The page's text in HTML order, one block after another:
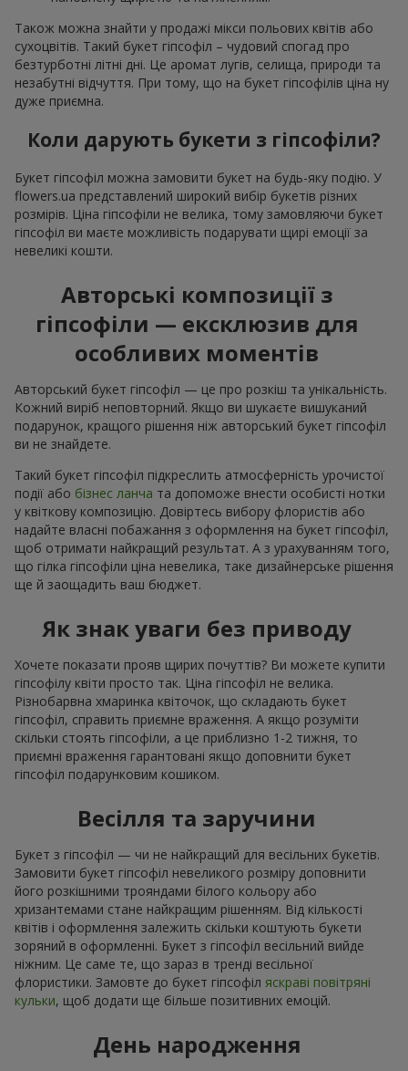
Також можна знайти у продажі мікси польових квітів або
сухоцвітів. Такий букет гіпсофіл – чудовий спогад про
безтурботні літні дні. Це аромат лугів, селища, природи та
незабутні відчуття. При тому, що на букет гіпсофілів ціна ну
дуже приємна.
Коли дарують букети з гіпсофіли?
Букет гіпсофіл можна замовити букет на будь-яку подію. У
flowers.ua представлений широкий вибір букетів різних
розмірів. Ціна гіпсофіли не велика, тому замовляючи букет
гіпсофіл ви маєте можливість подарувати щирі емоції за
невеликі кошти.
Авторські композиції з
гіпсофіли — ексклюзив для
особливих моментів
Авторський букет гіпсофіл — це про розкіш та унікальність.
Кожний виріб неповторний. Якщо ви шукаєте вишуканий
подарунок, кращого рішення ніж авторський букет гіпсофіл
ви не знайдете.
Такий букет гіпсофіл підкреслить атмосферність урочистої
події або бізнес ланча та допоможе внести особисті нотки
у квіткову композицію. Довіртесь вибору флористів або
надайте власні побажання з оформлення на букет гіпсофіл,
щоб отримати найкращий результат. А з урахуванням того,
що гілка гіпсофіли ціна невелика, таке дизайнерське рішення
ще й заощадить ваш бюджет.
Як знак уваги без приводу
Хочете показати прояв щирих почуттів? Ви можете купити
гіпсофілу квіти просто так. Ціна гіпсофіл не велика.
Різнобарвна хмаринка квіточок, що складають букет
гіпсофіл, справить приємне враження. А якщо розуміти
скільки стоять гіпсофіли, а це приблизно 1-2 тижня, то
приємні враження гарантовані якщо доповнити букет
гіпсофіл подарунковим кошиком.
Весілля та заручини
Букет з гіпсофіл — чи не найкращий для весільних букетів.
Замовити букет гіпсофіл невеликого розміру доповнити
його розкішними трояндами білого кольору або
хризантемами стане найкращим рішенням. Від кількості
квітів і оформлення залежить скільки коштують букети
зоряний в оформленні. Букет з гіпсофіл весільний вийде
ніжним. Це саме те, що зараз в тренді весільної
флористики. Замовте до букет гіпсофіл яскраві повітряні
кульки, щоб додати ще більше позитивних емоцій.
День народження